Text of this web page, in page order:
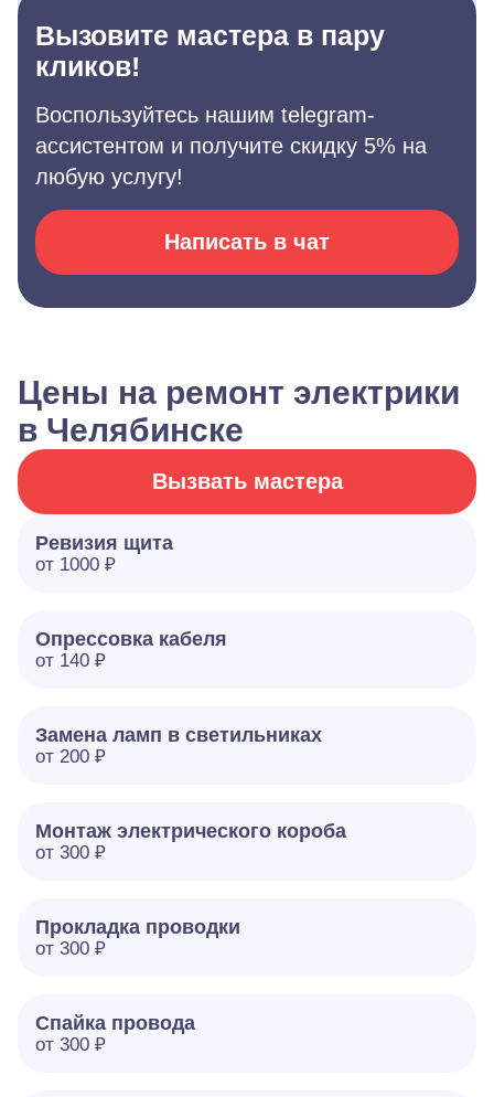
Вызовите мастера в пару
кликов!
Воспользуйтесь нашим telegram-
ассистентом и получите скидку 5% на
любую услугу!
Написать в чат
Цены на ремонт электрики
в Челябинске
Вызвать мастера
Ревизия щита
от 1000 ₽
Опрессовка кабеля
от 140 ₽
Замена ламп в светильниках
от 200 ₽
Монтаж электрического короба
от 300 ₽
Прокладка проводки
от 300 ₽
Спайка провода
от 300 ₽